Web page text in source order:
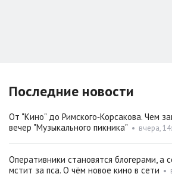
Последние новости
От "Кино" до Римского‑Корсакова. Чем
вечер "Музыкального пикника" • вчера,
Оперативники становятся блогерами, а
мстит за пса. О чём новое кино в сети •